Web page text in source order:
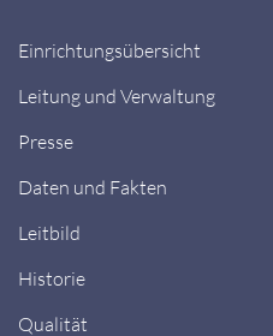
Einrichtungsübersicht
Leitung und Verwaltung
Presse
Daten und Fakten
Leitbild
Historie
Qualität